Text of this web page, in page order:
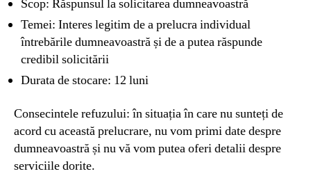
Scop: Răspunsul la solicitarea dumneavoastră
Temei: Interes legitim de a prelucra individual
întrebările dumneavoastră și de a putea răspunde
credibil solicitării
Durata de stocare: 12 luni
Consecintele refuzului: în situația în care nu sunteți de
acord cu această prelucrare, nu vom primi date despre
dumneavoastră și nu vă vom putea oferi detalii despre
serviciile dorite.